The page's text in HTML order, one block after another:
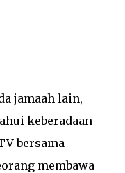
jamaah lain,
keberadaan
bersama
membawa